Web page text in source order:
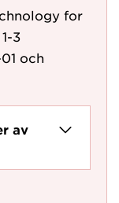
for
3
och
av